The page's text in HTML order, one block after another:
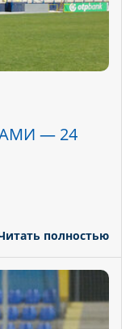
— 24
полностью